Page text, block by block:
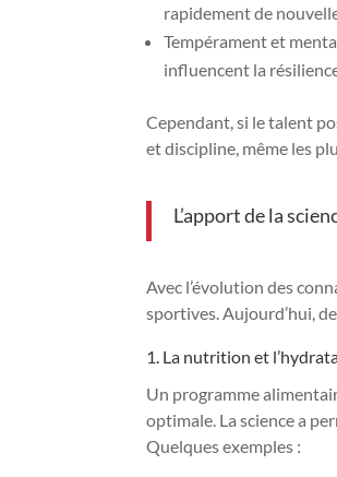
rapidement de
Tempérament et
influencent la
Cependant, si le talent
et discipline, même les
L’apport de la
Avec l’évolution des
sportives. Aujourd’hui,
1. La nutrition et
Un programme
optimale. La science a
Quelques exemples :